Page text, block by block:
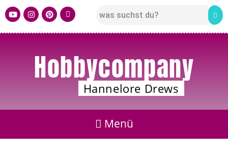
Hobbycompany
Hannelore Drews